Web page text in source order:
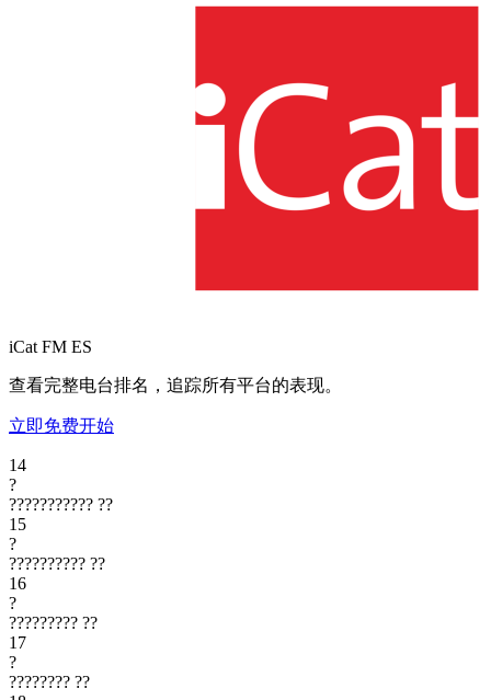
iCat FM ES
查看完整电台排名，追踪所有平台的表现。
立即免费开始
14
?
??????????? ??
15
?
?????????? ??
16
?
????????? ??
17
?
???????? ??